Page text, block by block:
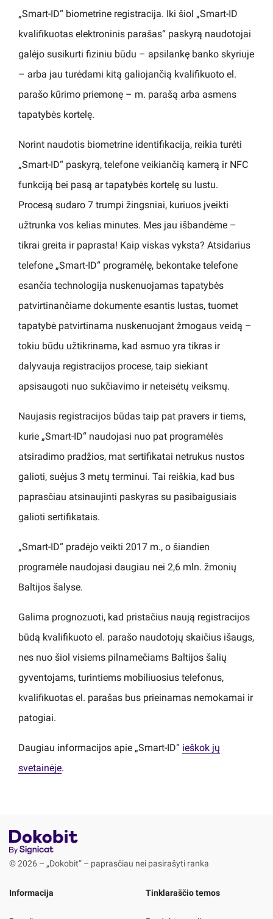
„Smart-ID“ biometrine registracija. Iki šiol „Smart-ID
kvalifikuotas elektroninis parašas“ paskyrą naudotojai
galėjo susikurti fiziniu būdu – apsilankę banko skyriuje
– arba jau turėdami kitą galiojančią kvalifikuoto el.
parašo kūrimo priemonę – m. parašą arba asmens
tapatybės kortelę.
Norint naudotis biometrine identifikacija, reikia turėti
„Smart-ID“ paskyrą, telefone veikiančią kamerą ir NFC
funkciją bei pasą ar tapatybės kortelę su lustu.
Procesą sudaro 7 trumpi žingsniai, kuriuos įveikti
užtrunka vos kelias minutes. Mes jau išbandėme –
tikrai greita ir paprasta! Kaip viskas vyksta? Atsidarius
telefone „Smart-ID“ programėlę, bekontake telefone
esančia technologija nuskenuojamas tapatybės
patvirtinančiame dokumente esantis lustas, tuomet
tapatybė patvirtinama nuskenuojant žmogaus veidą –
tokiu būdu užtikrinama, kad asmuo yra tikras ir
dalyvauja registracijos procese, taip siekiant
apsisaugoti nuo sukčiavimo ir neteisėtų veiksmų.
Naujasis registracijos būdas taip pat pravers ir tiems,
kurie „Smart-ID“ naudojasi nuo pat programėlės
atsiradimo pradžios, mat sertifikatai netrukus nustos
galioti, suėjus 3 metų terminui. Tai reiškia, kad bus
paprasčiau atsinaujinti paskyras su pasibaigusiais
galioti sertifikatais.
„Smart-ID“ pradėjo veikti 2017 m., o šiandien
programėle naudojasi daugiau nei 2,6 mln. žmonių
Baltijos šalyse.
Galima prognozuoti, kad pristačius naują registracijos
būdą kvalifikuoto el. parašo naudotojų skaičius išaugs,
nes nuo šiol visiems pilnamečiams Baltijos šalių
gyventojams, turintiems mobiliuosius telefonus,
kvalifikuotas el. parašas bus prieinamas nemokamai ir
patogiai.
Daugiau informacijos apie „Smart-ID“ ieškok jų
svetainėje.
© 2026 – „Dokobit” – paprasčiau nei pasirašyti ranka
Informacija Tinklaraščio temos